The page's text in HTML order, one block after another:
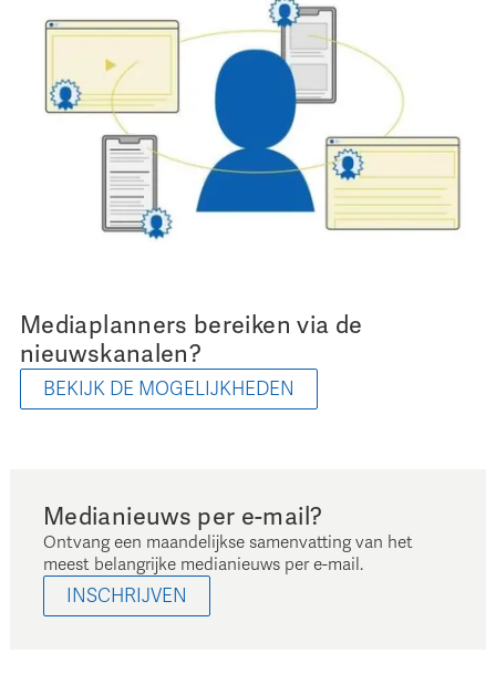
Mediaplanners bereiken via de
nieuwskanalen?
BEKIJK DE MOGELIJKHEDEN
Medianieuws per e-mail?
Ontvang een maandelijkse samenvatting van het
meest belangrijke medianieuws per e-mail.
INSCHRIJVEN